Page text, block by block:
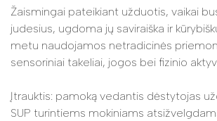
Žaismingai pateikiant užduotis, vaikai
judesius, ugdoma jų saviraiška ir
metu naudojamos netradicinės
sensoriniai takeliai, jogos bei fizinio
Įtrauktis: pamoką vedantis dėstytojas
SUP turintiems mokiniams